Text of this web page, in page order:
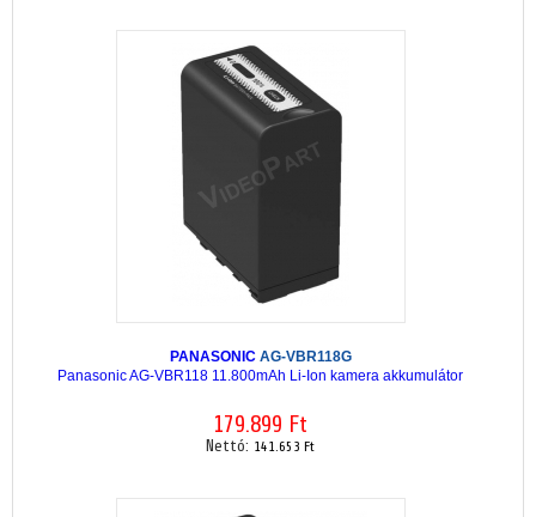
PANASONIC AG-VBR118G
Panasonic AG-VBR118 11.800mAh Li-Ion kamera akkumulátor
179.899 Ft
Nettó: 141.653 Ft